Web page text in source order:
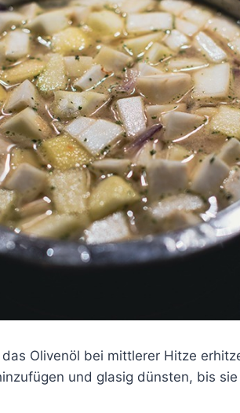
Olivenöl bei mittlerer Hitze
und glasig dünsten, bis